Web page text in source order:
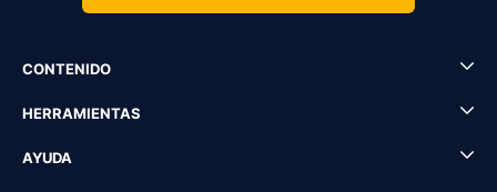
CONTENIDO
HERRAMIENTAS
AYUDA